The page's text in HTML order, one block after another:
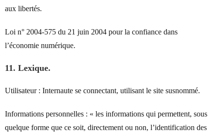
aux libertés.
Loi n° 2004-575 du 21 juin 2004 pour la confiance dans
l’économie numérique.
11. Lexique.
Utilisateur : Internaute se connectant, utilisant le site susnommé.
Informations personnelles : « les informations qui permettent, sous
quelque forme que ce soit, directement ou non, l’identification des